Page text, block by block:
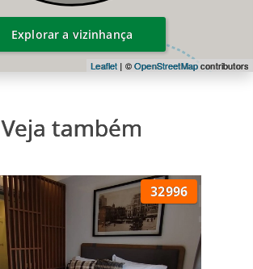
Leaflet | ©OpenStreetMapcontributors
Explorar a vizinhança
Veja também
32996